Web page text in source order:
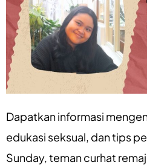
Dapatkan informasi
edukasi seksual, dantips
Sunday, teman curhat